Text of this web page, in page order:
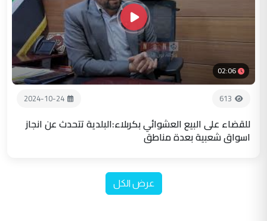
02:06
613
2024-10-24
للقضاء على البيع العشوائي بكربلاء:البلدية تتحدث عن انجاز
اسواق شعبية بعدة مناطق
عرض الكل